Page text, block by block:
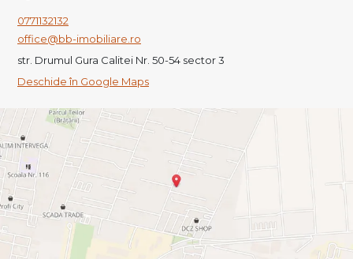
0771132132
office@bb-imobiliare.ro
str. Drumul Gura Calitei Nr. 50-54 sector 3
Deschide în Google Maps